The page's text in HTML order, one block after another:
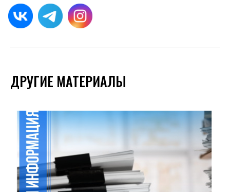
ДРУГИЕ МАТЕРИАЛЫ